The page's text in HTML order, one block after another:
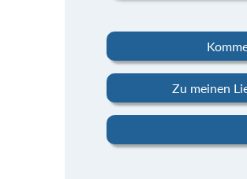
Zu meinen